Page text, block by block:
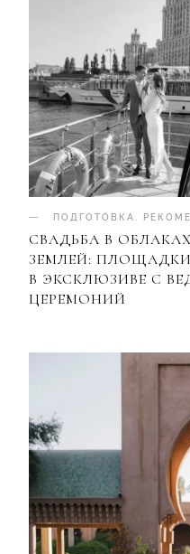
ПОДГОТОВКА
СВАДЬБА В
ЗЕМЛЕЙ:
В ЭКСКЛЮЗИВЕ С
ЦЕРЕМОНИЙ